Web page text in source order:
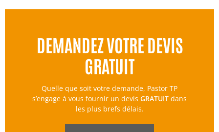
DEMANDEZ VOTRE DEVIS
GRATUIT
Quelle que soit votre demande, Pastor TP
s’engage à vous fournir un devis GRATUIT dans
les plus brefs délais.